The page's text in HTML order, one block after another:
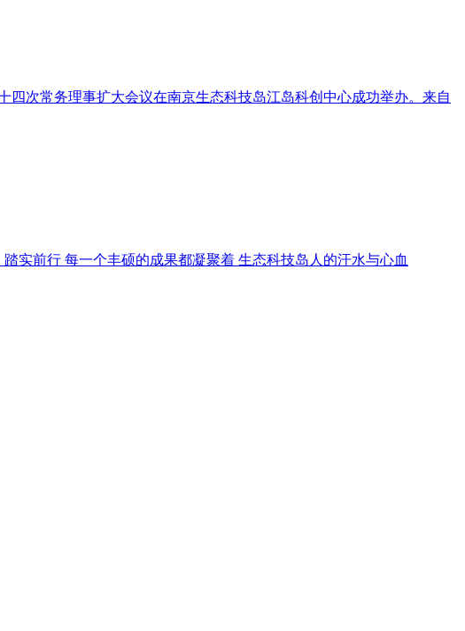
次常务理事扩大会议在南京生态科技岛江岛科创中心成功举办。来自
实前行 每一个丰硕的成果都凝聚着 生态科技岛人的汗水与心血